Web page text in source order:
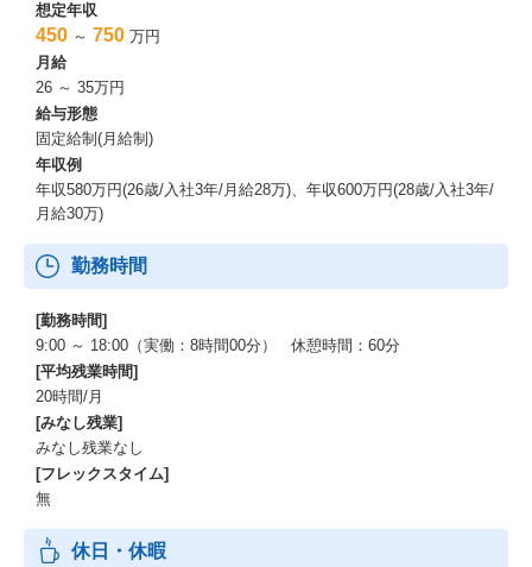
想定年収
450 ～ 750 万円
月給
26 ～ 35万円
給与形態
固定給制(月給制)
年収例
年収580万円(26歳/入社3年/月給28万)、年収600万円(28歳/入社3年/
月給30万)
勤務時間
[勤務時間]
9:00 ～ 18:00（実働：8時間00分） 休憩時間：60分
[平均残業時間]
20時間/月
[みなし残業]
みなし残業なし
[フレックスタイム]
無
休日・休暇